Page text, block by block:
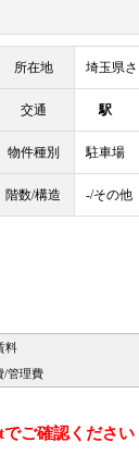
所在地 埼玉県
交通 駅
物件種別 駐車場
階数/構造 -/その他
料
/管理費
ご確認ください